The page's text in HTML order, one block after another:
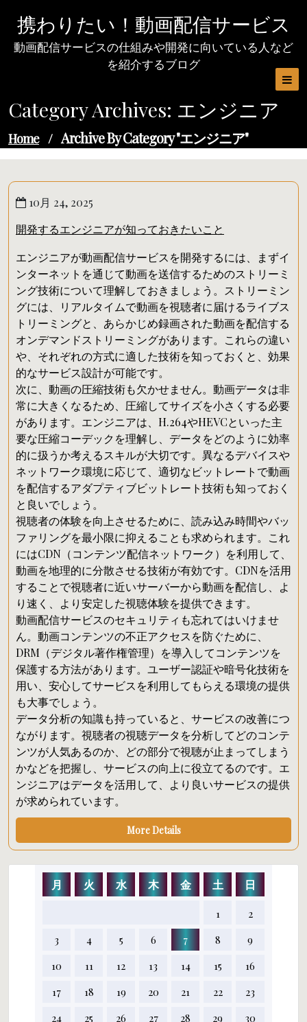
content
携わりたい！動画配信サービス
動画配信サービスの仕組みや開発に向いている人など
を紹介するブログ
Category Archives: エンジニア
Home / Archive By Category "エンジニア"
10月 24, 2025
開発するエンジニアが知っておきたいこと
エンジニアが動画配信サービスを開発するには、まずイ
ンターネットを通じて動画を送信するためのストリーミ
ング技術について理解しておきましょう。ストリーミン
グには、リアルタイムで動画を視聴者に届けるライブス
トリーミングと、あらかじめ録画された動画を配信する
オンデマンドストリーミングがあります。これらの違い
や、それぞれの方式に適した技術を知っておくと、効果
的なサービス設計が可能です。
次に、動画の圧縮技術も欠かせません。動画データは非
常に大きくなるため、圧縮してサイズを小さくする必要
があります。エンジニアは、H.264やHEVCといった主
要な圧縮コーデックを理解し、データをどのように効率
的に扱うか考えるスキルが大切です。異なるデバイスや
ネットワーク環境に応じて、適切なビットレートで動画
を配信するアダプティブビットレート技術も知っておく
と良いでしょう。
視聴者の体験を向上させるために、読み込み時間やバッ
ファリングを最小限に抑えることも求められます。これ
にはCDN（コンテンツ配信ネットワーク）を利用して、
動画を地理的に分散させる技術が有効です。CDNを活用
することで視聴者に近いサーバーから動画を配信し、よ
り速く、より安定した視聴体験を提供できます。
動画配信サービスのセキュリティも忘れてはいけませ
ん。動画コンテンツの不正アクセスを防ぐために、
DRM（デジタル著作権管理）を導入してコンテンツを
保護する方法があります。ユーザー認証や暗号化技術を
用い、安心してサービスを利用してもらえる環境の提供
も大事でしょう。
データ分析の知識も持っていると、サービスの改善につ
ながります。視聴者の視聴データを分析してどのコンテ
ンツが人気あるのか、どの部分で視聴が止まってしまう
かなどを把握し、サービスの向上に役立てるのです。エ
ンジニアはデータを活用して、より良いサービスの提供
が求められています。
More Details
月 火 水 木 金 土 日
1
2
3
4 5 6 7 8
9
10
11 12 13 14 15
16
17
18 19 20 21 22
23
24
25 26 27 28 29
30